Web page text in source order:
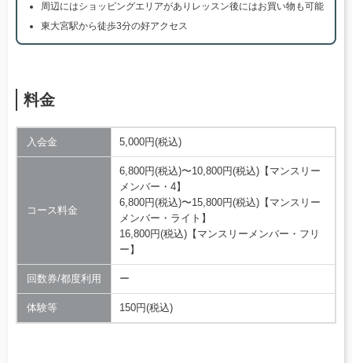
周辺にはショッピングエリアがありレッスン後にはお買い物も可能
東大宮駅から徒歩3分の好アクセス
料金
入会金 5,000円(税込)
コース料金
6,800円(税込)〜10,800円(税込)【マンスリー
メンバー・4】
6,800円(税込)〜15,800円(税込)【マンスリー
メンバー・ライト】
16,800円(税込)【マンスリーメンバー・フリ
ー】
回数券/都度利用 ー
体験等 150円(税込)